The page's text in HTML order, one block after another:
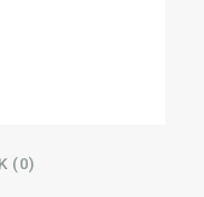
(0)